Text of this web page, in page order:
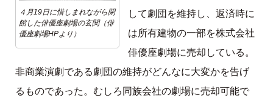
４月19日に惜しまれながら閉
館した俳優座劇場の玄関（俳
優座劇場HPより）
して劇団を維持し、返済時に
は所有建物の一部を株式会社
俳優座劇場に売却している。
非商業演劇である劇団の維持がどんなに大変かを告げ
るものであった。むしろ同族会社の劇場に売却可能で